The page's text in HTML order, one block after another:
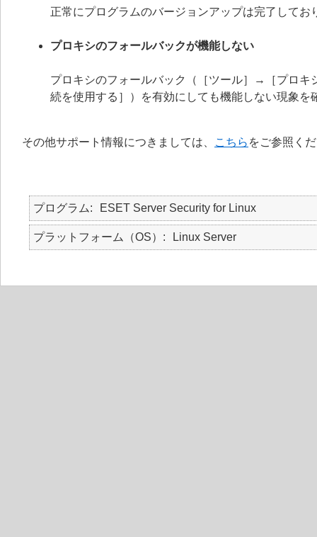
正常にプログラムのバージョンアップは完了して
プロキシのフォールバックが機能しない
プロキシのフォールバック（［ツール］→［プロ
続を使用する］）を有効にしても機能しない現象を
その他サポート情報につきましては、 こちら をご参照く
プログラム ESET Server Security for Linux
プラットフォーム（OS） Linux Server